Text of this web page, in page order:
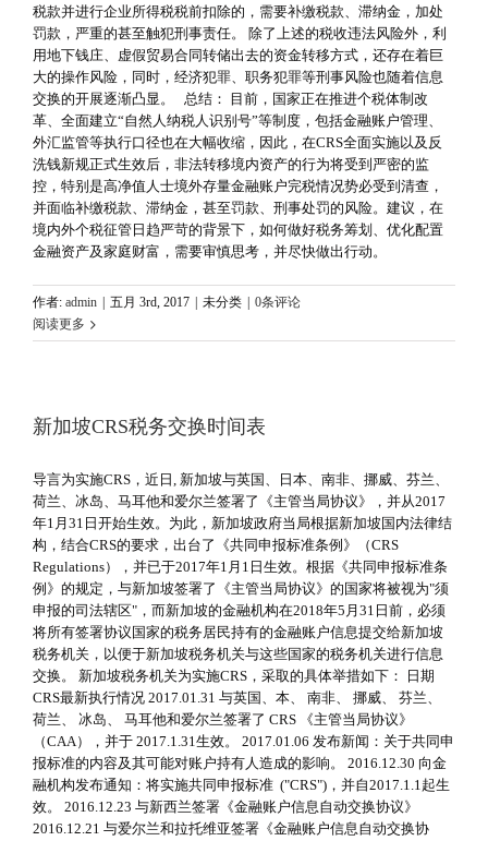
税款并进行企业所得税税前扣除的，需要补缴税款、滞纳金，加处
罚款，严重的甚至触犯刑事责任。 除了上述的税收违法风险外，利
用地下钱庄、虚假贸易合同转储出去的资金转移方式，还存在着巨
大的操作风险，同时，经济犯罪、职务犯罪等刑事风险也随着信息
交换的开展逐渐凸显。 总结： 目前，国家正在推进个税体制改
革、全面建立“自然人纳税人识别号”等制度，包括金融账户管理、
外汇监管等执行口径也在大幅收缩，因此，在CRS全面实施以及反
洗钱新规正式生效后，非法转移境内资产的行为将受到严密的监
控，特别是高净值人士境外存量金融账户完税情况势必受到清查，
并面临补缴税款、滞纳金，甚至罚款、刑事处罚的风险。建议，在
境内外个税征管日趋严苛的背景下，如何做好税务筹划、优化配置
金融资产及家庭财富，需要审慎思考，并尽快做出行动。
作者: admin 五月 3rd, 2017 未分类
0条评论
阅读更多
新加坡CRS税务交换时间表
导言为实施CRS，近日, 新加坡与英国、日本、南非、挪威、芬兰、
荷兰、冰岛、马耳他和爱尔兰签署了《主管当局协议》，并从2017
年1月31日开始生效。为此，新加坡政府当局根据新加坡国内法律结
构，结合CRS的要求，出台了《共同申报标准条例》（CRS
Regulations），并已于2017年1月1日生效。根据《共同申报标准条
例》的规定，与新加坡签署了《主管当局协议》的国家将被视为"须
申报的司法辖区"，而新加坡的金融机构在2018年5月31日前，必须
将所有签署协议国家的税务居民持有的金融账户信息提交给新加坡
税务机关，以便于新加坡税务机关与这些国家的税务机关进行信息
交换。 新加坡税务机关为实施CRS，采取的具体举措如下： 日期
CRS最新执行情况 2017.01.31 与英国、本、 南非、 挪威、 芬兰、
荷兰、 冰岛、 马耳他和爱尔兰签署了 CRS 《主管当局协议》
（CAA），并于 2017.1.31生效。 2017.01.06 发布新闻：关于共同申
报标准的内容及其可能对账户持有人造成的影响。 2016.12.30 向金
融机构发布通知：将实施共同申报标准 ("CRS")，并自2017.1.1起生
效。 2016.12.23 与新西兰签署《金融账户信息自动交换协议》
2016.12.21 与爱尔兰和拉托维亚签署《金融账户信息自动交换协